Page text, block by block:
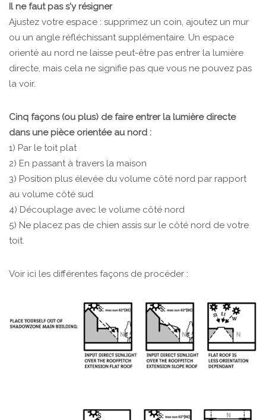
Il ne faut pas s'y résigner
Ajustez votre espace : supprimez un coin, ajoutez un mur
ou un angle réfléchissant supplémentaire. Un espace
orienté au nord ne laisse peut-être pas entrer la lumière
directe, mais cela ne signifie pas que vous ne pouvez pas
la voir.
Cinq façons (ou plus) de faire entrer la lumière directe
dans une pièce orientée au nord :
1) Par le toit plat
2) En passant à travers la maison
3) Position plus élevée du volume côté nord par rapport
au volume côté sud
4) Découplage avec le volume côté nord
5) Ne placez pas de chien assis sur le côté nord de votre
toit.
Voir ici les différentes façons de procéder :